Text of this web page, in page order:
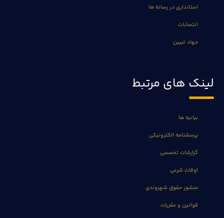
استانداری در رسانه ها
انتصابات
جهاد تبیین
لینک های مرتبط
بیانیه ها
پرسشنامه الکترونیکی
گزارشات تخصصی
اوقات شرعی
منشور حقوق شهروندی
قوانین و مقررات